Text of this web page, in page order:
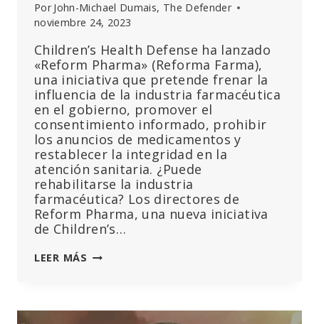
Por John-Michael Dumais, The Defender
noviembre 24, 2023
Children’s Health Defense ha lanzado
«Reform Pharma» (Reforma Farma),
una iniciativa que pretende frenar la
influencia de la industria farmacéutica
en el gobierno, promover el
consentimiento informado, prohibir
los anuncios de medicamentos y
restablecer la integridad en la
atención sanitaria. ¿Puede
rehabilitarse la industria
farmacéutica? Los directores de
Reform Pharma, una nueva iniciativa
de Children’s…
LEER MÁS CHD
«REFORMA